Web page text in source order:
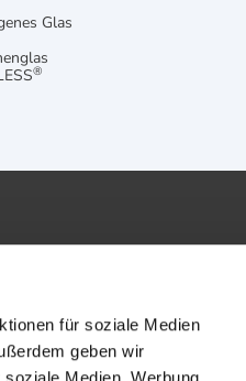
für soziale Medien
geben wir
Glas
®
Sitemap